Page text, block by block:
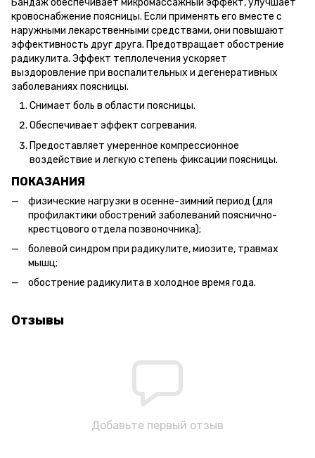
Бандаж обеспечивает микромассажный эффект, улучшает
кровоснабжение поясницы. Если применять его вместе с
наружными лекарственными средствами, они повышают
эффективность друг друга. Предотвращает обострение
радикулита. Эффект теплолечения ускоряет
выздоровление при воспалительных и дегенеративных
заболеваниях поясницы.
Снимает боль в области поясницы.
Обеспечивает эффект согревания.
Предоставляет умеренное компрессионное
воздействие и легкую степень фиксации поясницы.
ПОКАЗАНИЯ
физические нагрузки в осенне-зимний период (для
профилактики обострений заболеваний пояснично-
крестцового отдела позвоночника);
болевой синдром при радикулите, миозите, травмах
мышц;
обострение радикулита в холодное время года.
Отзывы
Добавьте первый отзыв